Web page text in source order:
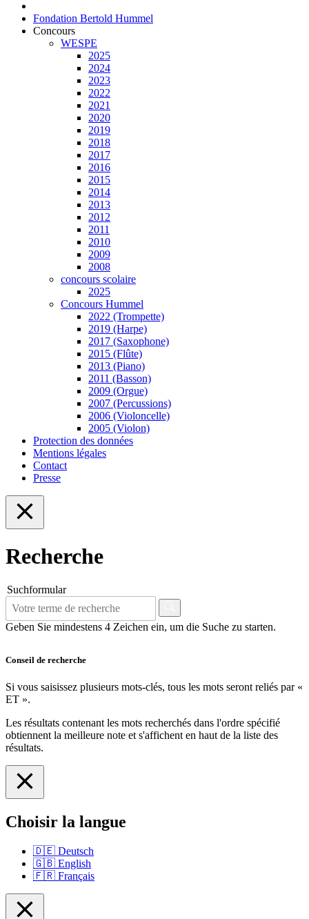
Fondation Bertold Hummel
Concours
WESPE
2025
2024
2023
2022
2021
2020
2019
2018
2017
2016
2015
2014
2013
2012
2011
2010
2009
2008
concours scolaire
2025
Concours Hummel
2022 (Trompette)
2019 (Harpe)
2017 (Saxophone)
2015 (Flûte)
2013 (Piano)
2011 (Basson)
2009 (Orgue)
2007 (Percussions)
2006 (Violoncelle)
2005 (Violon)
Protection des données
Mentions légales
Contact
Presse
Recherche
Suchformular
Geben Sie mindestens 4 Zeichen ein, um die Suche zu starten.
Conseil de recherche
Si vous saisissez plusieurs mots-clés, tous les mots seront reliés par «
ET ».
Les résultats contenant les mots recherchés dans l'ordre spécifié
obtiennent la meilleure note et s'affichent en haut de la liste des
résultats.
Choisir la langue
🇩🇪 Deutsch
🇬🇧 English
🇫🇷 Français